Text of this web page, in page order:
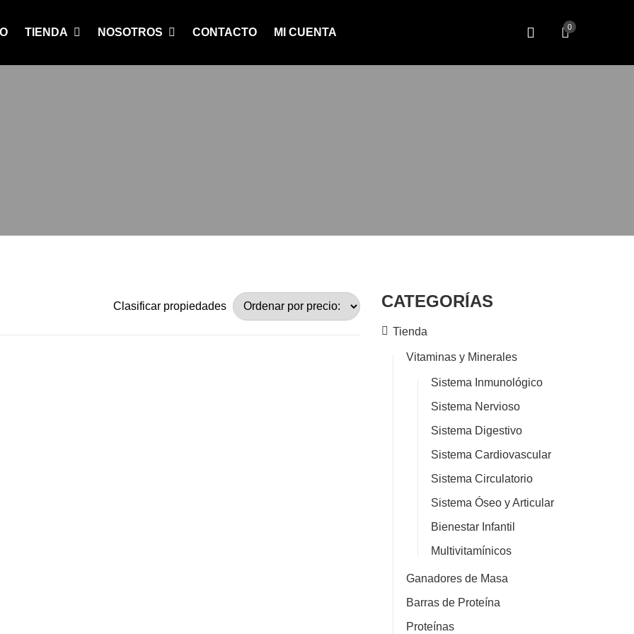
TIENDA NOSOTROS CONTACTO MI CUENTA 0
Clasificar propiedades CATEGORÍAS
Tienda
Vitaminas y Minerales
Sistema Inmunológico
Sistema Nervioso
Sistema Digestivo
Sistema Cardiovascular
Sistema Circulatorio
Sistema Óseo y Articular
Bienestar Infantil
Multivitamínicos
Ganadores de Masa
Barras de Proteína
Proteínas